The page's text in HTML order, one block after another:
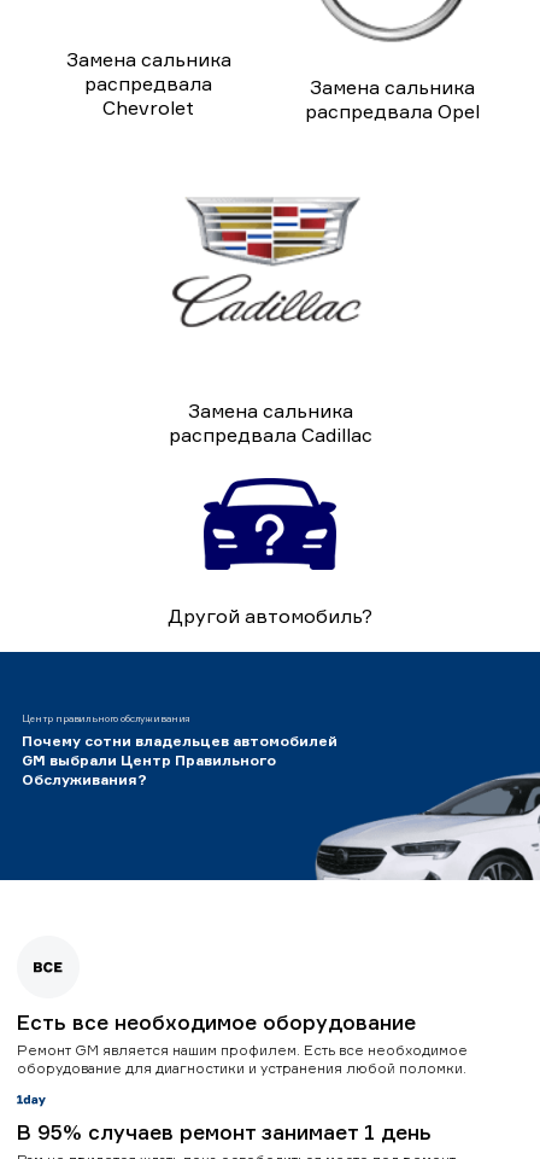
Замена сальника
распредвала
Chevrolet
Замена сальника
распредвала Opel
Замена сальника
распредвала Cadillac
Другой автомобиль?
Центр правильного обслуживания
Почему сотни владельцев автомобилей
GM выбрали Центр Правильного
Обслуживания?
Есть все необходимое оборудование
Ремонт GM является нашим профилем. Есть все необходимое
оборудование для диагностики и устранения любой поломки.
В 95% случаев ремонт занимает 1 день